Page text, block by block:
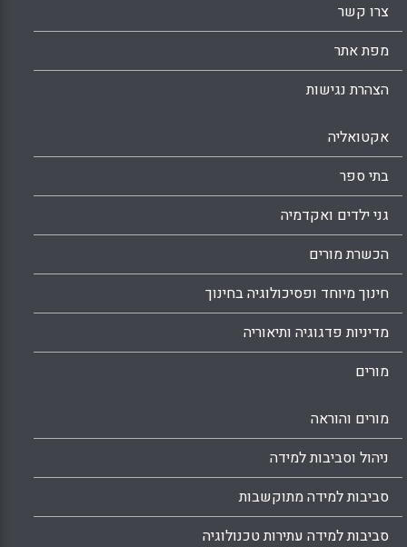
צרו קשר
מפת אתר
הצהרת נגישות
אקטואליה
בתי ספר
גני ילדים ואקדמיה
הכשרת מורים
חינוך מיוחד ופסיכולוגיה בחינוך
מדיניות פדגוגיה ותיאוריה
מורים
מורים והוראה
ניהול וסביבות למידה
סביבות למידה מתוקשבות
סביבות למידה עתירות טכנולוגיה